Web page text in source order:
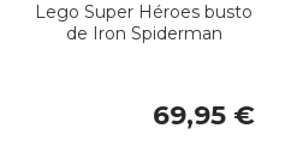
Lego Super Héroes busto
de Iron Spiderman
69,95 €